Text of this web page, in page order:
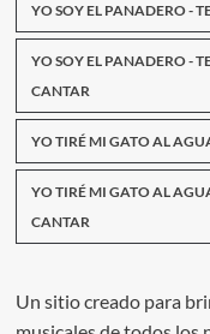
YO SOY EL PANADERO -
YO SOY EL PANADERO -
CANTAR
YO TIRÉ MI GATO AL
YO TIRÉ MI GATO AL
CANTAR
Un sitio creado para